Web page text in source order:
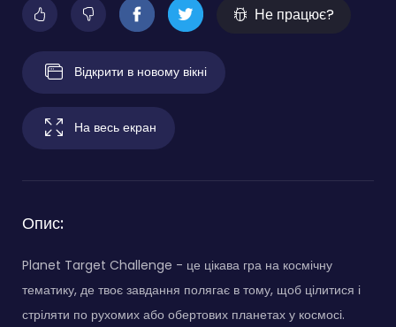
Не працює?
Відкрити в новому вікні
На весь екран
Опис:
Planet Target Challenge - це цікава гра на космічну
тематику, де твоє завдання полягає в тому, щоб цілитися і
стріляти по рухомих або обертових планетах у космосі.